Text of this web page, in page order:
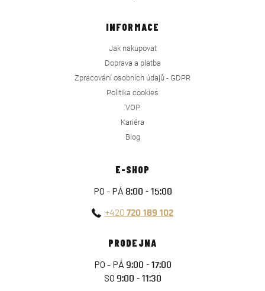
INFORMACE
Jak nakupovat
Doprava a platba
Zpracování osobních údajů - GDPR
Politika cookies
VOP
Kariéra
Blog
E-SHOP
PO - PÁ 8:00 - 15:00
+420 720 189 102
PRODEJNA
PO - PÁ 9:00 - 17:00
SO 9:00 - 11:30